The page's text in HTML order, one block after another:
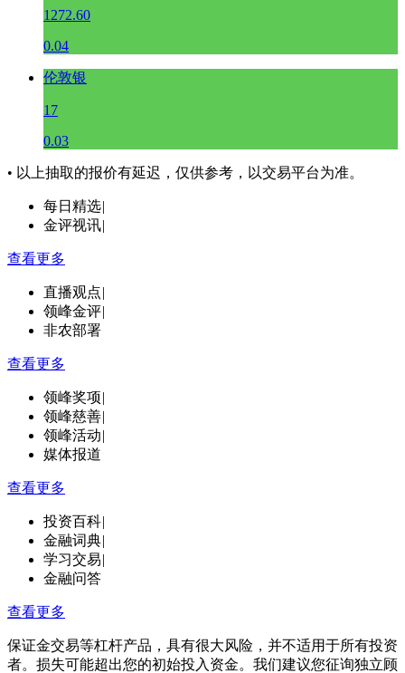
1272.60
0.04
伦敦银
17
0.03
• 以上抽取的报价有延迟，仅供参考，以交易平台为准。
每日精选|
金评视讯|
查看更多
直播观点|
领峰金评|
非农部署
查看更多
领峰奖项|
领峰慈善|
领峰活动|
媒体报道
查看更多
投资百科|
金融词典|
学习交易|
金融问答
查看更多
保证金交易等杠杆产品，具有很大风险，并不适用于所有投资
者。损失可能超出您的初始投入资金。我们建议您征询独立顾